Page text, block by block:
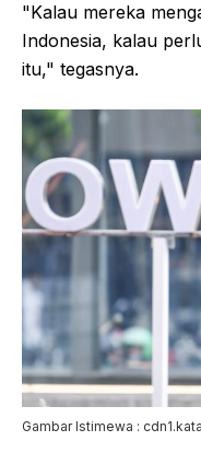
"Kalau mereka
Indonesia, kalau
itu," tegasnya.
Gambar Istimewa :